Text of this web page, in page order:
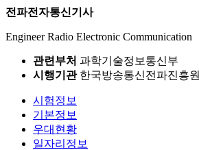
전파전자통신기사
Engineer Radio Electronic Communication
관련부처 과학기술정보통신부
시행기관한국방송통신전파진흥원
시험정보
기본정보
우대현황
일자리정보